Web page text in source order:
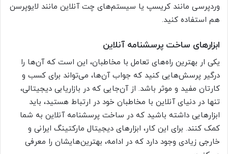
وردپرسی مانند کریسپ یا سیستم‌های چت آنلاین مانند لایوپرسن
هم استفاده کنید.
ابزارهای ساخت پرسشنامه آنلاین
یکی ار بهترین راه‌های تعامل با مخاطبان، این است که آن‌ها را
درگیر پرسش‌هایی کنید که جواب آن‌ها، می‌تواند برای کسب و
کارتان مفید و موثر باشد. از آن‌جایی که در بازاریابی دیجیتالی،
تنها در دنیای آنلاین با مخاطبان خود در ارتباط هستید، باید
ابزارهایی داشته باشید که در ساخت پرسشنامه آنلاین به شما
کمک کنند. برای این کار، ابزارهای دیجیتال مارکتینگ ایرانی و
خارجی زیادی وجود دارد که در ادامه، بهترین‌هایشان را معرفی